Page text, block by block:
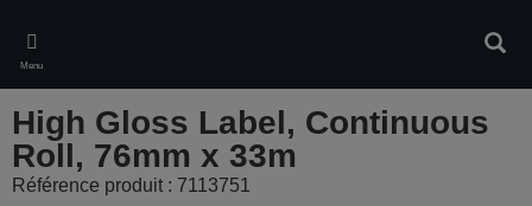
main
content
Menu
High Gloss Label, Continuous
Roll, 76mm x 33m
Référence produit : 7113751